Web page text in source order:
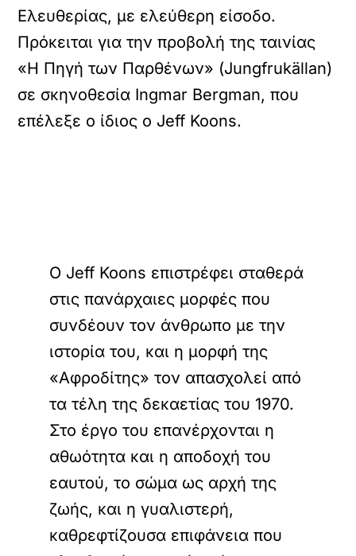
Ελευθερίας, με ελεύθερη είσοδο.
Πρόκειται για την προβολή της ταινίας
«Η Πηγή των Παρθένων» (Jungfrukällan)
σε σκηνοθεσία Ingmar Bergman, που
επέλεξε ο ίδιος ο Jeff Koons.
Ο Jeff Koons επιστρέφει σταθερά
στις πανάρχαιες μορφές που
συνδέουν τον άνθρωπο με την
ιστορία του, και η μορφή της
«Αφροδίτης» τον απασχολεί από
τα τέλη της δεκαετίας του 1970.
Στο έργο του επανέρχονται η
αθωότητα και η αποδοχή του
εαυτού, το σώμα ως αρχή της
ζωής, και η γυαλιστερή,
καθρεφτίζουσα επιφάνεια που